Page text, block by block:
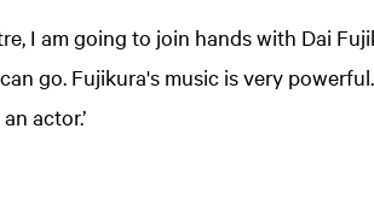
I am going to join hands with Dai
go. Fujikura's music is very
actor.’